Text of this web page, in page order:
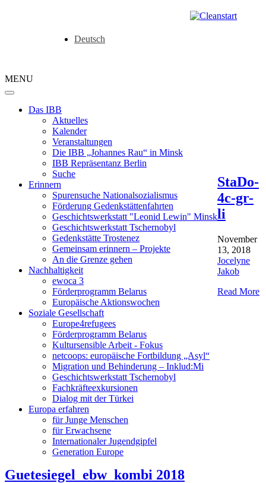
Deutsch
MENU
Das IBB
Aktuelles
Kalender
Veranstaltungen
Die IBB „Johannes Rau“ in Minsk
IBB Repräsentanz Berlin
Suche
Erinnern
Spurensuche Nationalsozialismus
Förderung Gedenkstättenfahrten
Geschichtswerkstatt "Leonid Lewin" Minsk
Geschichtswerkstatt Tschernobyl
Gedenkstätte Trostenez
Gemeinsam erinnern – Projekte
An die Grenze gehen
Nachhaltigkeit
ewoca 3
Förderprogramm Belarus
Europäische Aktionswochen
Soziale Gesellschaft
Europe4refugees
Förderprogramm Belarus
Kultursensible Arbeit - Fokus
netcoops: europäische Fortbildung „Asyl“
Migration und Behinderung – Inklud:Mi
Geschichtswerkstatt Tschernobyl
Fachkräfteexkursionen
Dialog mit der Türkei
Europa erfahren
für Junge Menschen
für Erwachsene
Internationaler Jugendgipfel
Generation Europe
StaDo-
4c-gr-
li
November
13, 2018
Jocelyne
Jakob
Read More
Guetesiegel_ebw_kombi 2018